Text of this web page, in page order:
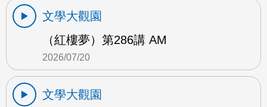
文學大觀園
（紅樓夢）第286講 AM
2026/07/20
文學大觀園